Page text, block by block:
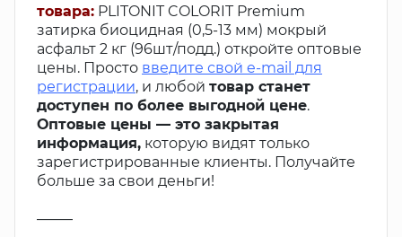
товара: PLITONIT COLORIT Premium
затирка биоцидная (0,5-13 мм) мокрый
асфальт 2 кг (96шт/подд.) откройте оптовые
цены. Просто введите свой e-mail для
регистрации, и любой товар станет
доступен по более выгодной цене.
Оптовые цены — это закрытая
информация, которую видят только
зарегистрированные клиенты. Получайте
больше за свои деньги!